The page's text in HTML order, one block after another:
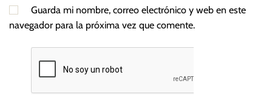
Guarda mi nombre, correo electrónico y web en este
navegador para la próxima vez que comente.